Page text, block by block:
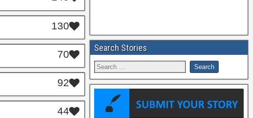
130
70
92
44
Search Stories